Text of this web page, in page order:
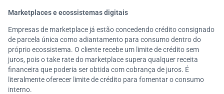
Marketplaces e ecossistemas digitais
Empresas de marketplace já estão concedendo crédito consignado
de parcela única como adiantamento para consumo dentro do
próprio ecossistema. O cliente recebe um limite de crédito sem
juros, pois o take rate do marketplace supera qualquer receita
financeira que poderia ser obtida com cobrança de juros. É
literalmente oferecer limite de crédito para fomentar o consumo
interno.